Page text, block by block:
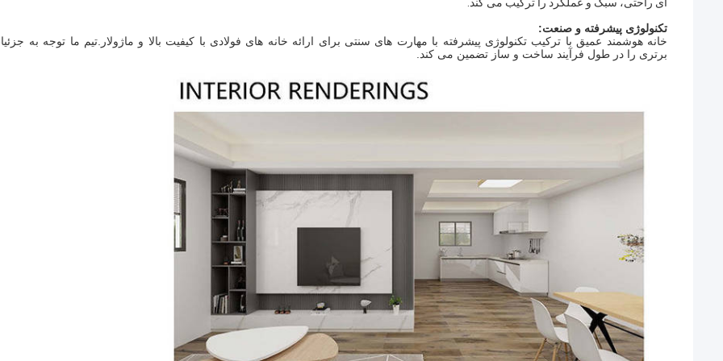
ای راحتی، سبک و عملکرد را ترکیب می کند.
تکنولوژی پیشرفته و صنعت:
خانه هوشمند عمیق با ترکیب تکنولوژی پیشرفته با مهارت های سنتی برای ارائه خانه های فولادی با کیفیت بالا و ماژولار.تیم ما توجه به
برتری را در طول فرآیند ساخت و ساز تضمین می کند.